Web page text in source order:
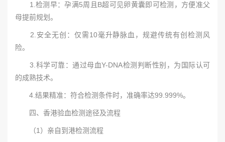
1.检测早：孕满5周且B超可见卵黄囊即可检测，方便准父
母提前规划。
2.安全无创：仅需10毫升静脉血，规避传统有创检测风
险。
3.科学可靠：通过母血Y-DNA检测判断性别，为国际认可
的成熟技术。
4.结果精准：符合检测条件时，准确率达99.999%。
四、香港验血检测途径及流程
（1）亲自到港检测流程